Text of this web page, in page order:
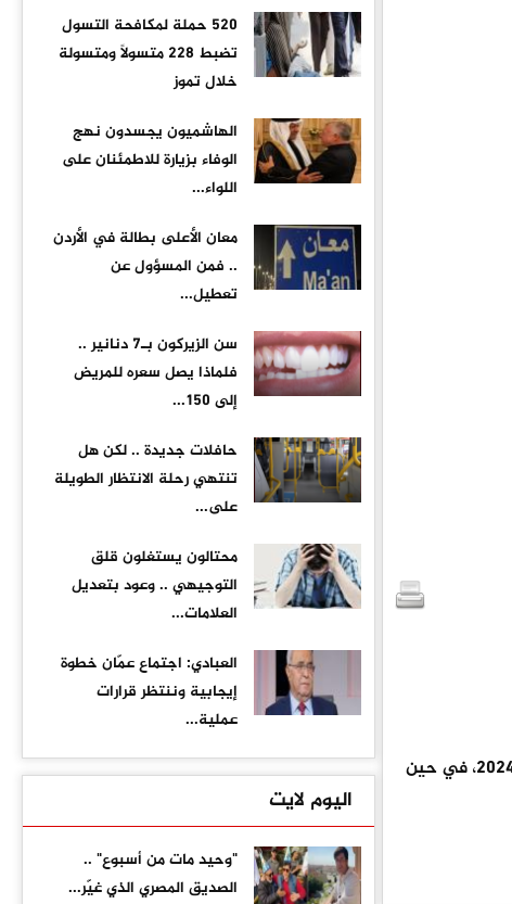
واحدة تجاوز عمرها 84 عاماً عقدت قرانها خلال عام 2024، في حين
520 حملة لمكافحة التسول
تضبط 228 متسولًا ومتسولة
خلال تموز
الهاشميون يجسدون نهج
الوفاء بزيارة للاطمئنان على
اللواء...
معان الأعلى بطالة في الأردن
.. فمن المسؤول عن
تعطيل...
سن الزيركون بـ7 دنانير ..
فلماذا يصل سعره للمريض
إلى 150...
حافلات جديدة .. لكن هل
تنتهي رحلة الانتظار الطويلة
على...
محتالون يستغلون قلق
التوجيهي .. وعود بتعديل
العلامات...
العبادي: اجتماع عمّان خطوة
إيجابية وننتظر قرارات
عملية...
اليوم لايت
"وحيد مات من أسبوع" ..
الصديق المصري الذي غيّر...